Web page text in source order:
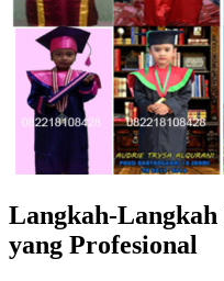
Langkah-Langkah
yang Profesional